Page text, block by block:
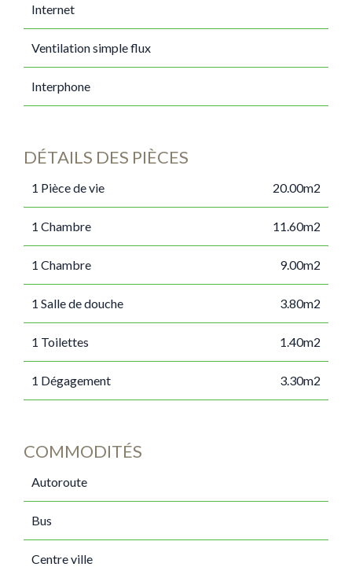
Internet
Ventilation simple flux
Interphone
DÉTAILS DES PIÈCES
1 Pièce de vie 20.00m2
1 Chambre 11.60m2
1 Chambre 9.00m2
1 Salle de douche 3.80m2
1 Toilettes 1.40m2
1 Dégagement 3.30m2
COMMODITÉS
Autoroute
Bus
Centre ville